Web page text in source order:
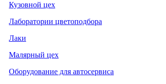
Кузовной цех
Лаборатории цветоподбора
Лаки
Малярный цех
Оборудование для автосервиса